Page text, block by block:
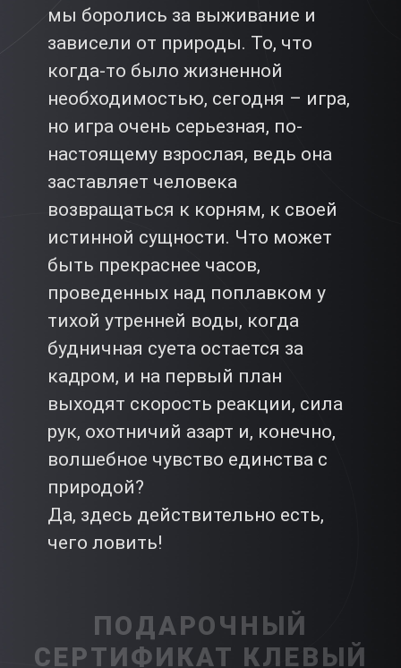
мы боролись за выживание и
зависели от природы. То, что
когда-то было жизненной
необходимостью, сегодня – игра,
но игра очень серьезная, по-
настоящему взрослая, ведь она
заставляет человека
возвращаться к корням, к своей
истинной сущности. Что может
быть прекраснее часов,
проведенных над поплавком у
тихой утренней воды, когда
будничная суета остается за
кадром, и на первый план
выходят скорость реакции, сила
рук, охотничий азарт и, конечно,
волшебное чувство единства с
природой?
Да, здесь действительно есть,
чего ловить!
ПОДАРОЧНЫЙ
СЕРТИФИКАТ КЛЕВЫЙ